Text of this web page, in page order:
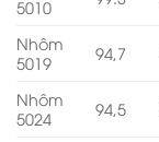
5010
Nhôm
5019
94,7
Nhôm
5024
94,5